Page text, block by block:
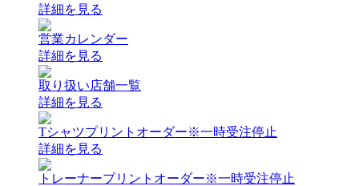
詳細を見る
営業カレンダー
詳細を見る
取り扱い店舗一覧
詳細を見る
Tシャツプリントオーダー※一時受注停止
詳細を見る
トレーナープリントオーダー※一時受注停止